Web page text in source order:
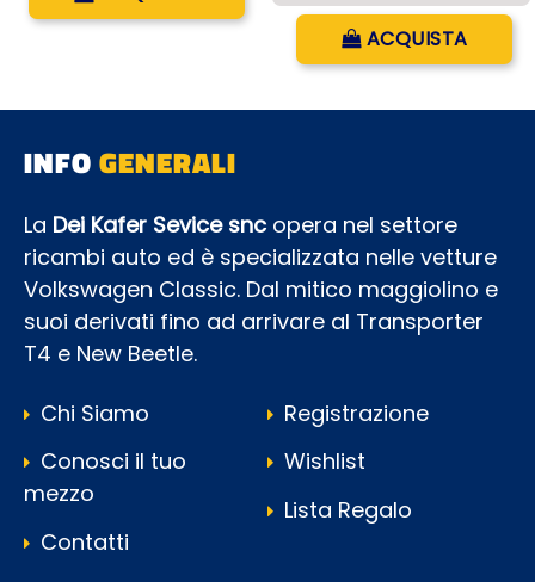
Quantità
ACQUISTA
INFOGENERALI
La Dei Kafer Sevice snc opera nel settore
ricambi auto ed è specializzata nelle vetture
Volkswagen Classic. Dal mitico maggiolino e
suoi derivati fino ad arrivare al Transporter
T4 e New Beetle.
Chi Siamo
Conosci il tuo
mezzo
Contatti
Registrazione
Wishlist
Lista Regalo